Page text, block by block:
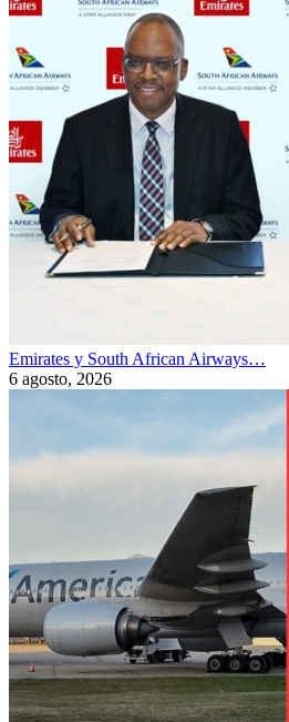
Emirates y South African Airways…
6 agosto, 2026